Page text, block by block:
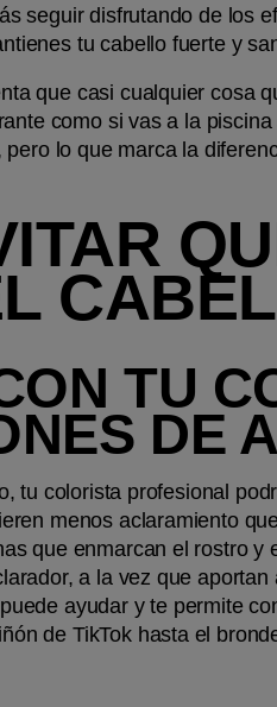
seguir disfrutando de los
tu cabello fuerte y
que casi cualquier cosa
como si vas a la
lo que marca la
TU
DE
tu colorista profesional
menos aclaramiento
que enmarcan el rostro
a la vez que
ayudar y te permite
de TikTok hasta el